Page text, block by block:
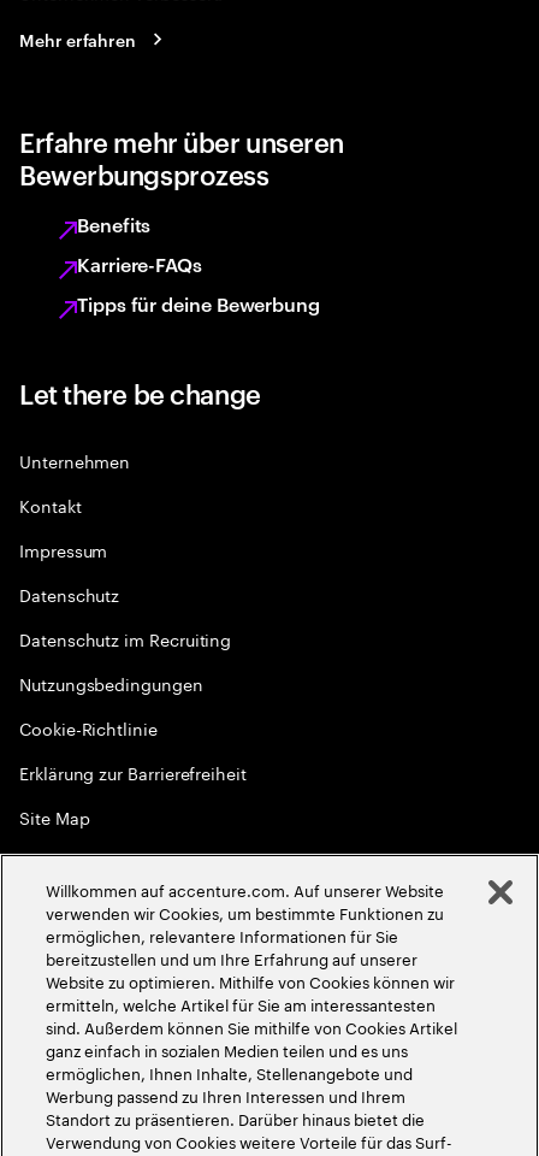
Mehr erfahren
Erfahre mehr über unseren
Bewerbungsprozess
Benefits
Karriere-FAQs
Tipps für deine Bewerbung
Let there be change
Unternehmen
Kontakt
Impressum
Datenschutz
Datenschutz im Recruiting
Nutzungsbedingungen
Cookie-Richtlinie
Erklärung zur Barrierefreiheit
Site Map
Globale Meritokratie
2026Accenture. Alle Rechte vorbehalten
Willkommen auf accenture.com. Auf unserer Website
verwenden wir Cookies, um bestimmte Funktionen zu
ermöglichen, relevantere Informationen für Sie
bereitzustellen und um Ihre Erfahrung auf unserer
Website zu optimieren. Mithilfe von Cookies können wir
ermitteln, welche Artikel für Sie am interessantesten
sind. Außerdem können Sie mithilfe von Cookies Artikel
ganz einfach in sozialen Medien teilen und es uns
ermöglichen, Ihnen Inhalte, Stellenangebote und
Werbung passend zu Ihren Interessen und Ihrem
Standort zu präsentieren. Darüber hinaus bietet die
Verwendung von Cookies weitere Vorteile für das Surf-